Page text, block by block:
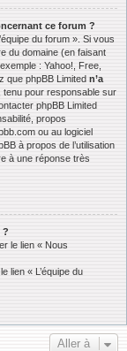
ce forum ?
du forum ». Si vous
du domaine (en faisant
: Yahoo!, Free,
que phpBB Limited n’a
pour responsable sur
phpBB Limited
propos
ou au logiciel
à propos de l’utilisation
à une réponse très
?
le lien « Nous
lien « L’équipe du
Aller à